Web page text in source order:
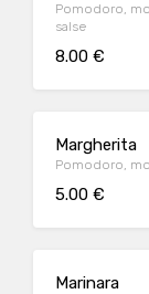
Pomodoro,
salse
8.00 €
Margherita
Pomodoro,
5.00 €
Marinara